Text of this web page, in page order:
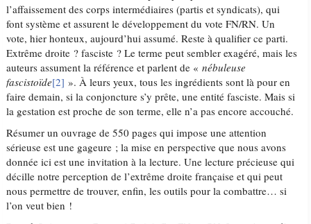
l’affaissement des corps intermédiaires (partis et syndicats), qui
font système et assurent le développement du vote FN/RN. Un
vote, hier honteux, aujourd’hui assumé. Reste à qualifier ce parti.
Extrême droite ? fasciste ? Le terme peut sembler exagéré, mais les
auteurs assument la référence et parlent de «nébuleuse
fascistoïde[2] ». À leurs yeux, tous les ingrédients sont là pour en
faire demain, si la conjoncture s’y prête, une entité fasciste. Mais si
la gestation est proche de son terme, elle n’a pas encore accouché.
Résumer un ouvrage de 550 pages qui impose une attention
sérieuse est une gageure ; la mise en perspective que nous avons
donnée ici est une invitation à la lecture. Une lecture précieuse qui
décille notre perception de l’extrême droite française et qui peut
nous permettre de trouver, enfin, les outils pour la combattre… si
l’on veut bien !